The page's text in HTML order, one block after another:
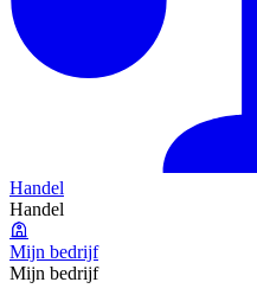
Handel
Handel
Mijn bedrijf
Mijn bedrijf